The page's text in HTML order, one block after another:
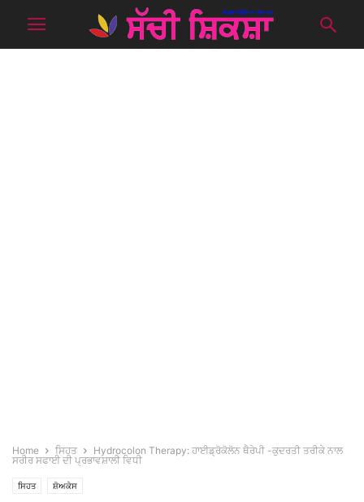
Home ਸਿਹਤ
Hydrocolon Therapy: ਹਾਈਡ੍ਰੋਕੋਲੋਨ ਥੈਰੇਪੀ -ਕੁਦਰਤੀ ਤਰੀਕੇ ਨਾਲ
ਸਰੀਰ ਸਫਾਈ ਦੀ ਪ੍ਰਭਾਵਸ਼ਾਲੀ ਵਿਧੀ
ਸਿਹਤ ਸ਼ੋਅਕੇਸ